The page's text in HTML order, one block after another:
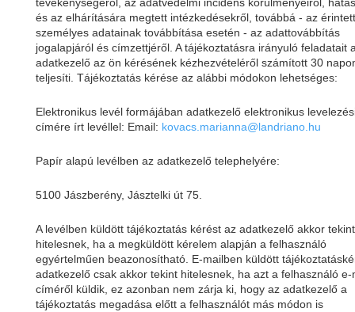
tevékenységéről, az adatvédelmi incidens körülményeiről,
és az elhárítására megtett intézkedésekről, továbbá - az érintett
személyes adatainak továbbítása esetén - az adattovábbítás
jogalapjáról és címzettjéről. A tájékoztatásra irányuló feladatait
adatkezelő az ön kérésének kézhezvételéről számított 30
teljesíti. Tájékoztatás kérése az alábbi módokon lehetséges:
Elektronikus levél formájában adatkezelő elektronikus
címére írt levéllel: Email: kovacs.marianna@landriano.hu
Papír alapú levélben az adatkezelő telephelyére:
5100 Jászberény, Jásztelki út 75.
A levélben küldött tájékoztatás kérést az adatkezelő akkor
hitelesnek, ha a megküldött kérelem alapján a felhasználó
egyértelműen beazonosítható. E-mailben küldött
adatkezelő csak akkor tekint hitelesnek, ha azt a felhasználó e-
címéről küldik, ez azonban nem zárja ki, hogy az adatkezelő a
tájékoztatás megadása előtt a felhasználót más módon is